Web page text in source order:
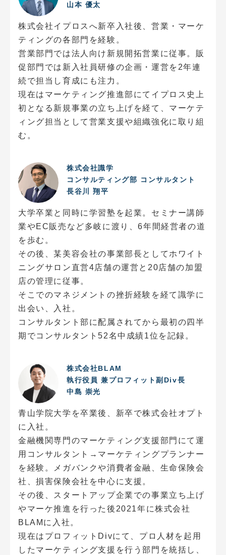
山本 優太
株式会社イプロスへ新卒入社後、営業・マーケ
ティングの各部門を経験。
営業部門では法人向け新規開拓営業に従事。販
促部門では新入社員研修の企画・運営を2年連
続で担当し育成にも注力。
現在はマーケティング推進部にてイプロス史上
初となる新規事業の立ち上げを経て、マーケテ
ィング担当として営業支援や組織強化に取り組
む。
株式会社識学
コンサルティング部 コンサルタント
長谷川 翔平
大学卒業と同時に学習塾を起業。セミナー講師
業やEC販売など多岐に渡り、6年間経営者の道
を歩む。
その後、某美容会社の事業部長としてホワイト
ニングサロン直営4店舗の運営と20店舗の加盟
店の管理に従事。
そこでのマネジメントの挫折経験を経て識学に
出会い、入社。
コンサルタント部に配属されてから最初の四半
期でコンサルタント52名中成績1位を記録。
株式会社BLAM
執行役員 兼プロフィット副Div長
中島 崇光
青山学院大学を卒業後、新卒で株式会社オプト
に入社。
金融機関専門のマーケティング支援部門にて運
用コンサルタント→マーケティングプランナー
を経験。メガバンクや消費者金融、生命保険会
社、損害保険会社を中心に支援。
その後、スタートアップ企業での事業立ち上げ
やマーケ推進を行った後2021年に株式会社
BLAMに入社。
現在はプロフィットDivにて、プロ人材を起用
したマーケティング支援を行う部門を統括し、